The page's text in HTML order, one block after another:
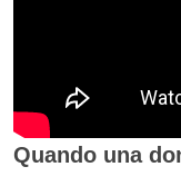
Quando una